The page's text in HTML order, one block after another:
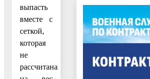
выпасть
вместе с
сеткой,
которая
не
рассчитана